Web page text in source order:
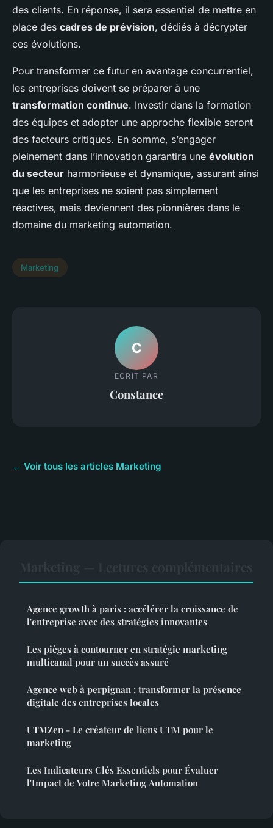
des clients. En réponse, il sera essentiel de mettre en
place des cadres de prévision, dédiés à décrypter
ces évolutions.
Pour transformer ce futur en avantage concurrentiel,
les entreprises doivent se préparer à une
transformation continue. Investir dans la formation
des équipes et adopter une approche flexible seront
des facteurs critiques. En somme, s’engager
pleinement dans l’innovation garantira une évolution
du secteur harmonieuse et dynamique, assurant ainsi
que les entreprises ne soient pas simplement
réactives, mais deviennent des pionnières dans le
domaine du marketing automation.
Marketing
C
ECRIT PAR
Constance
← Voir tous les articles Marketing
Agence growth à paris : accélérer la croissance de
l'entreprise avec des stratégies innovantes
Les pièges à contourner en stratégie marketing
multicanal pour un succès assuré
Agence web à perpignan : transformer la présence
digitale des entreprises locales
UTMZen - Le créateur de liens UTM pour le
marketing
Les Indicateurs Clés Essentiels pour Évaluer
l'Impact de Votre Marketing Automation